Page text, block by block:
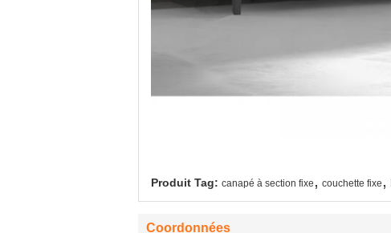
Produit Tag: canapé à section fixe , couchette fixe ,
Coordonnées